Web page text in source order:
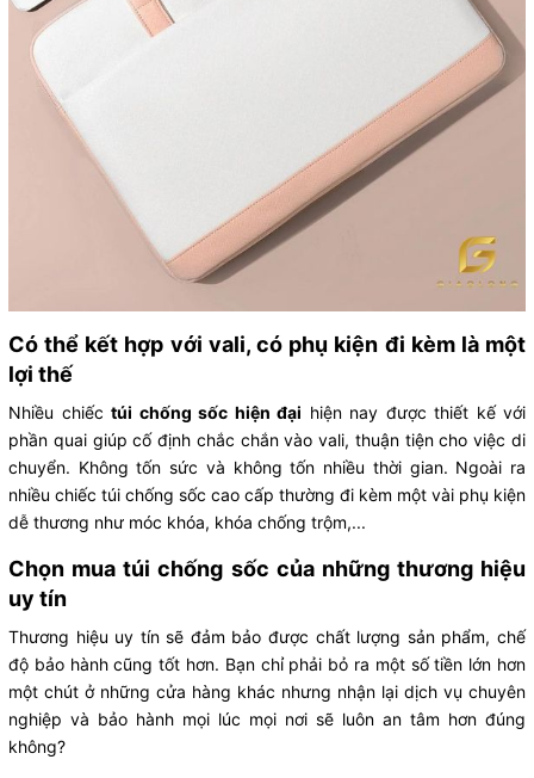
Có thể kết hợp với vali, có phụ kiện đi kèm là một
lợi thế
Nhiều chiếc túi chống sốc hiện đại hiện nay được thiết kế với
phần quai giúp cố định chắc chắn vào vali, thuận tiện cho việc di
chuyển. Không tốn sức và không tốn nhiều thời gian. Ngoài ra
nhiều chiếc túi chống sốc cao cấp thường đi kèm một vài phụ kiện
dễ thương như móc khóa, khóa chống trộm,...
Chọn mua túi chống sốc của những thương hiệu
uy tín
Thương hiệu uy tín sẽ đảm bảo được chất lượng sản phẩm, chế
độ bảo hành cũng tốt hơn. Bạn chỉ phải bỏ ra một số tiền lớn hơn
một chút ở những cửa hàng khác nhưng nhận lại dịch vụ chuyên
nghiệp và bảo hành mọi lúc mọi nơi sẽ luôn an tâm hơn đúng
không?